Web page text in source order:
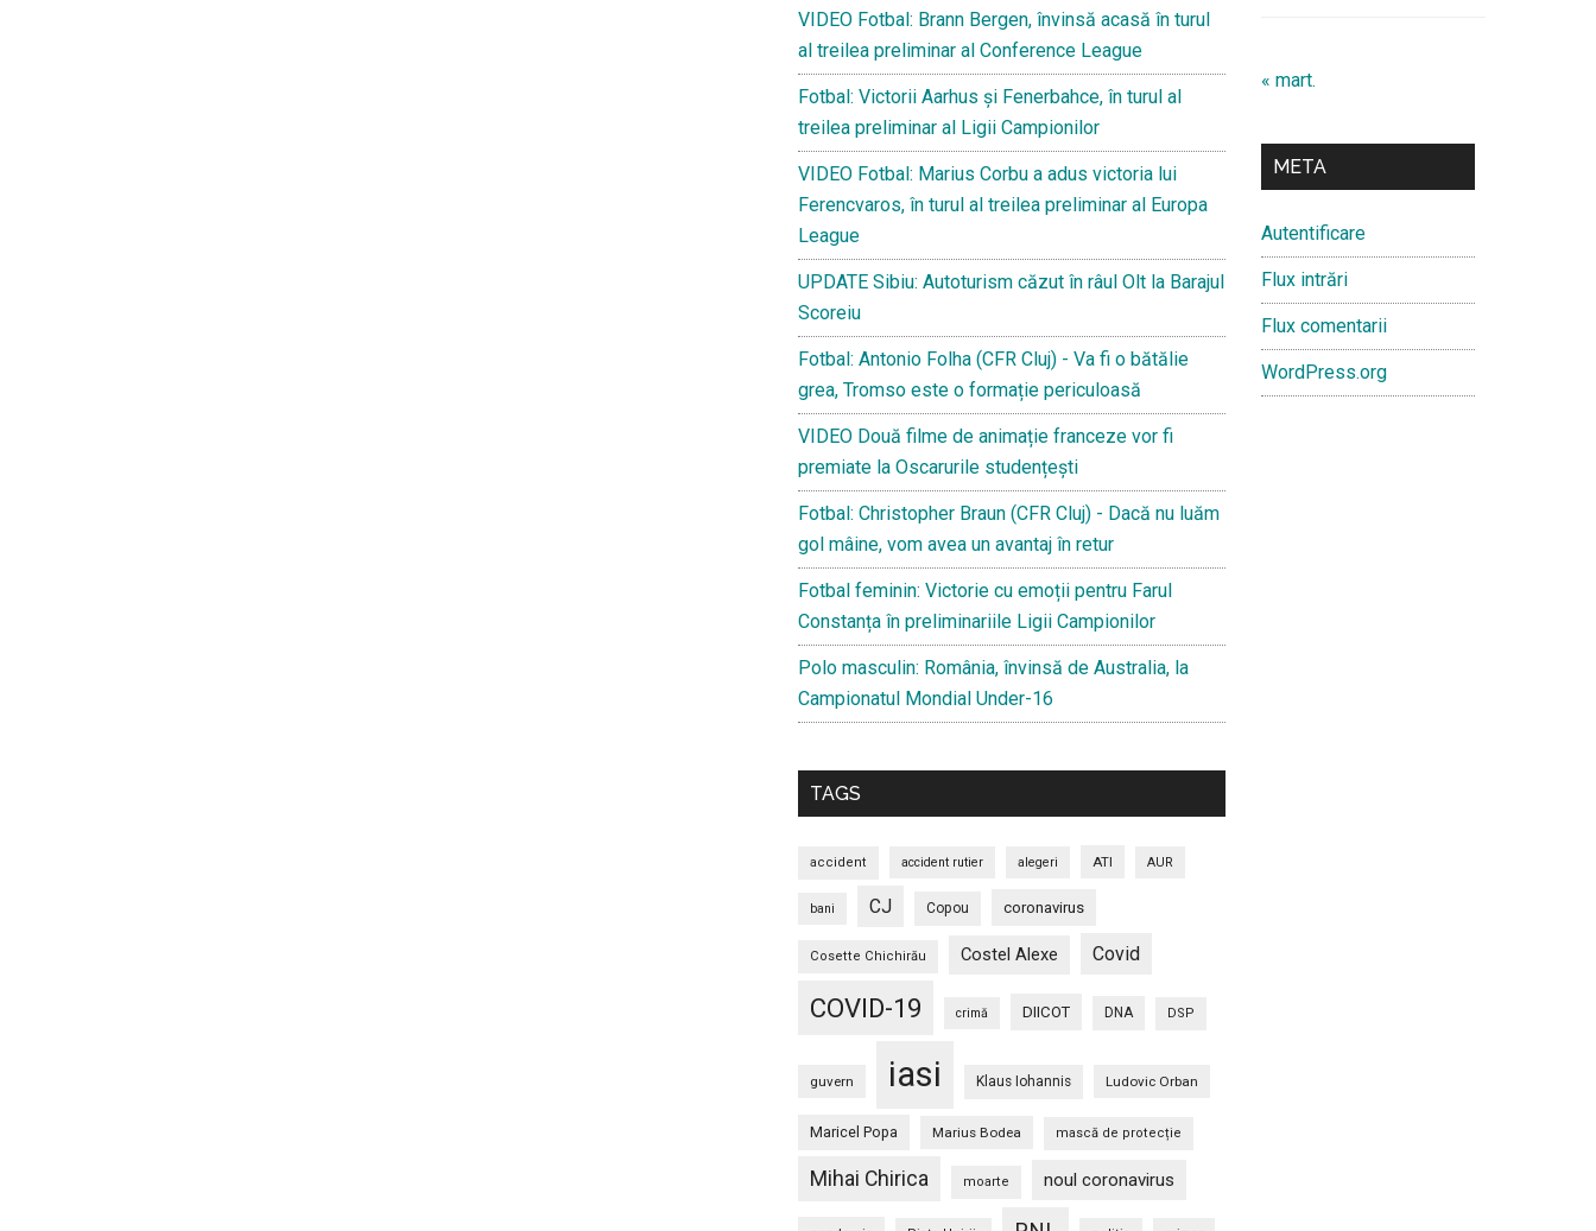
VIDEO Fotbal: Brann Bergen, învinsă acasă în turul
al treilea preliminar al Conference League
Fotbal: Victorii Aarhus și Fenerbahce, în turul al
treilea preliminar al Ligii Campionilor
VIDEO Fotbal: Marius Corbu a adus victoria lui
Ferencvaros, în turul al treilea preliminar al Europa
League
UPDATE Sibiu: Autoturism căzut în râul Olt la Barajul
Scoreiu
Fotbal: Antonio Folha (CFR Cluj) - Va fi o bătălie
grea, Tromso este o formație periculoasă
VIDEO Două filme de animație franceze vor fi
premiate la Oscarurile studențești
Fotbal: Christopher Braun (CFR Cluj) - Dacă nu luăm
gol mâine, vom avea un avantaj în retur
Fotbal feminin: Victorie cu emoții pentru Farul
Constanța în preliminariile Ligii Campionilor
Polo masculin: România, învinsă de Australia, la
Campionatul Mondial Under-16
TAGS
accident accident rutier alegeri ATI AUR
bani CJ Copou coronavirus
Cosette Chichirău Costel Alexe Covid
COVID-19 crimă DIICOT DNA DSP
guvern iasi Klaus Iohannis Ludovic Orban
Maricel Popa Marius Bodea mască de protecție
Mihai Chirica moarte noul coronavirus
« mart.
META
Autentificare
Flux intrări
Flux comentarii
WordPress.org